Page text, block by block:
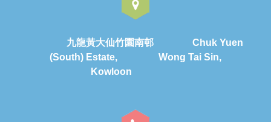
九龍黃大仙竹園南邨 Chuk Yuen
(South) Estate, Wong Tai Sin,
Kowloon